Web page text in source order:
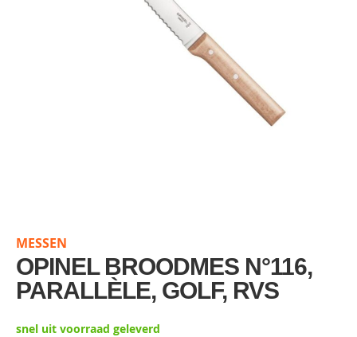
beginning
of
the
images
MESSEN
OPINEL BROODMES N°116,
PARALLÈLE, GOLF, RVS
snel uit voorraad geleverd